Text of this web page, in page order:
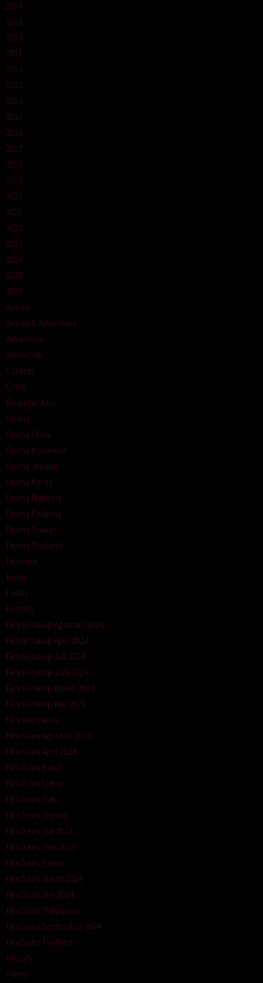
2004
2008
2010
2011
2012
2013
2014
2015
2016
2017
2018
2019
2020
2021
2022
2023
2024
2025
2026
Action
Action & Adventure
Adventure
Animation
Comedy
Crime
Documentary
Drama
Drama China
Drama Indonesia
Drama Jepang
Drama Korea
Drama Malaysia
Drama Philipina
Drama Taiwan
Drama Thailand
Dramatic
Erotic
Family
Fantasy
Film Bioskop Agustus 2024
Film Bioskop April 2024
Film Bioskop Juli 2024
Film Bioskop Juni 2024
Film Bioskop Maret 2024
Film Bioskop Mei 2024
Film Indonesia
Film Semi Agustus 2024
Film Semi April 2024
Film Semi Barat
Film Semi China
Film Semi Indo
Film Semi Jepang
Film Semi Juli 2024
Film Semi Juni 2024
Film Semi Korea
Film Semi Maret 2024
Film Semi Mei 2024
Film Semi Philippines
Film Semi September 2024
Film Semi Thailand
History
Horror